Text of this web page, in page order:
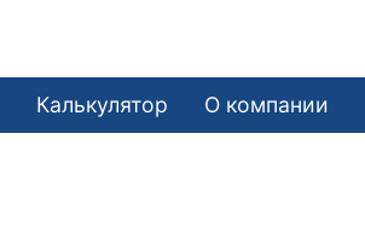
Калькулятор О компании